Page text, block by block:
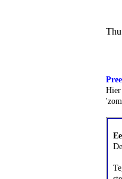
Hier